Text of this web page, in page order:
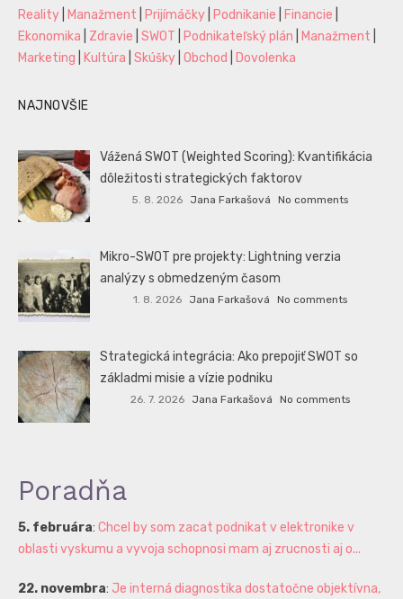
Reality
Manažment Prijímáčky Podnikanie Financie
Ekonomika
Zdravie SWOT Podnikateľský plán Manažment
Marketing
Kultúra Skúšky Obchod Dovolenka
NAJNOVŠIE
Vážená SWOT (Weighted Scoring): Kvantifikácia
dôležitosti strategických faktorov
5. 8. 2026 Jana Farkašová No comments
Mikro-SWOT pre projekty: Lightning verzia
analýzy s obmedzeným časom
1. 8. 2026 Jana Farkašová No comments
Strategická integrácia: Ako prepojiť SWOT so
základmi misie a vízie podniku
26. 7. 2026 Jana Farkašová No comments
Poradňa
5. februára: Chcel by som zacat podnikat v elektronike v
oblasti vyskumu a vyvoja schopnosi mam aj zrucnosti aj o...
22. novembra: Je interná diagnostika dostatočne objektívna,